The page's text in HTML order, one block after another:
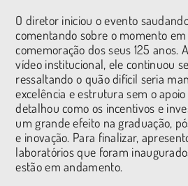
O diretor iniciou o evento
comentando sobre o momento em
comemoração dos seus 125 anos.
vídeo institucional, ele continuou
ressaltando o quão difícil seria
excelência e estrutura sem o
detalhou como os incentivos e
um grande efeito na graduação,
e inovação. Para finalizar,
laboratórios que foram
estão em andamento.